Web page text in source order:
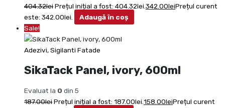
404.32leiPrețul inițial a fost: 404.32lei.342.00leiPrețul curent
este: 342.00lei.
Adaugă în coș
Sale!
Adezivi, Sigilanti Fatade
SikaTack Panel, ivory, 600ml
Evaluat la 0 din 5
187.00leiPrețul inițial a fost: 187.00lei. 158.00leiPrețul curent